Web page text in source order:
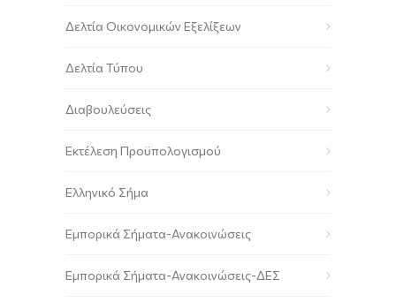
Δελτία Οικονομικών Εξελίξεων
Δελτία Τύπου
Διαβουλεύσεις
Εκτέλεση Προϋπολογισμού
Ελληνικό Σήμα
Εμπορικά Σήματα-Ανακοινώσεις
Εμπορικά Σήματα-Ανακοινώσεις-ΔΕΣ